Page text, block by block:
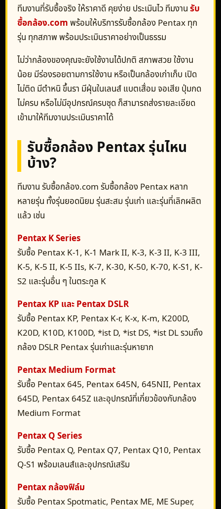
ทีมงานที่รับซื้อจริง ให้ราคาดี คุยง่าย ประเมินไว ทีมงานรับ
ซื้อกล้อง.comพร้อมให้บริการรับซื้อกล้อง Pentax ทุก
รุ่น ทุกสภาพ พร้อมประเมินราคาอย่างเป็นธรรม
ไม่ว่ากล้องของคุณจะยังใช้งานได้ปกติ สภาพสวย ใช้งาน
น้อย มีร่องรอยตามการใช้งาน หรือเป็นกล้องเก่าเก็บ เปิด
ไม่ติด มีตำหนิ ขึ้นรา มีฝุ่นในเลนส์ แบตเสื่อม จอเสีย ปุ่มกด
ไม่ครบ หรือไม่มีอุปกรณ์ครบชุด ก็สามารถส่งรายละเอียด
เข้ามาให้ทีมงานประเมินราคาได้
รับซื้อกล้อง Pentax รุ่นไหน
บ้าง?
ทีมงาน รับซื้อกล้อง.com รับซื้อกล้อง Pentax หลาก
หลายรุ่น ทั้งรุ่นยอดนิยม รุ่นสะสม รุ่นเก่า และรุ่นที่เลิกผลิต
แล้ว เช่น
Pentax K Series
รับซื้อ Pentax K-1, K-1 Mark II, K-3, K-3 II, K-3 III,
K-5, K-5 II, K-5 IIs, K-7, K-30, K-50, K-70, K-S1, K-
S2 และรุ่นอื่น ๆ ในตระกูล K
Pentax KP และ Pentax DSLR
รับซื้อ Pentax KP, Pentax K-r, K-x, K-m, K200D,
K20D, K10D, K100D, *ist D, *ist DS, *ist DL รวมถึง
กล้อง DSLR Pentax รุ่นเก่าและรุ่นหายาก
Pentax Medium Format
รับซื้อ Pentax 645, Pentax 645N, 645NII, Pentax
645D, Pentax 645Z และอุปกรณ์ที่เกี่ยวข้องกับกล้อง
Medium Format
Pentax Q Series
รับซื้อ Pentax Q, Pentax Q7, Pentax Q10, Pentax
Q-S1 พร้อมเลนส์และอุปกรณ์เสริม
Pentax กล้องฟิล์ม
รับซื้อ Pentax Spotmatic, Pentax ME, ME Super,